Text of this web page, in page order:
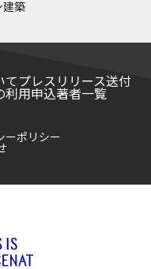
建築
てプレスリリース送付
利用申込著者一覧
ーポリシー